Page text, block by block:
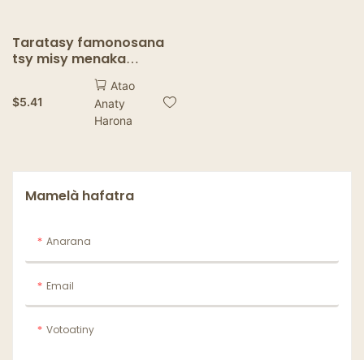
Taratasy famonosana
tsy misy menaka
amin'ny sakafo -
takelaka tsy misy
menaka ho an'ny mofo,
sandwich, burger &
$5.41
Atao
Anaty
Harona
Mamelà hafatra
Anarana
Email
Votoatiny